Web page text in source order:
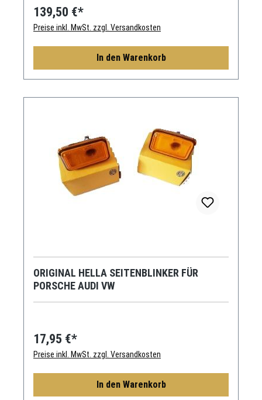
139,50 €*
Preise inkl. MwSt. zzgl. Versandkosten
In den Warenkorb
ORIGINAL HELLA SEITENBLINKER FÜR
PORSCHE AUDI VW
17,95 €*
Preise inkl. MwSt. zzgl. Versandkosten
In den Warenkorb